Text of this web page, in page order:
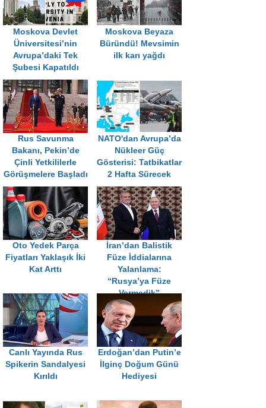
Moskova Devlet
Üniversitesi’nin
Avrupa’daki Tek
Şubesi Kapatıldı
Moskova Beyaza
Büründü! Mevsimin
ilk karı yağdı
Rus Savunma
Bakanı, Pekin’de
Çinli Yetkililerle
Görüşmelere Başladı
NATO'dan Avrupa’da
Nükleer Güç
Gösterisi: Tatbikatlar
2 Hafta Sürecek
Oto Yedek Parça
Fiyatları Yaklaşık İki
Kat Arttı
İran’dan Balistik
Füze İddialarına
Yalanlama:
“Rusya’ya Füze
Vermedik”
Canlı Yayında Rus
Spikerin Sandalyesi
Kırıldı
Erdoğan’dan Putin’e
İlginç Doğum Günü
Hediyesi